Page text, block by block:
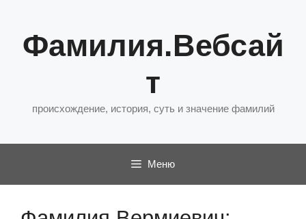
содержимому
Фамилия.Вебсай
т
происхождение, история, суть и значение фамилий
Меню